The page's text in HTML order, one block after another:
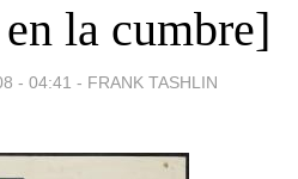
la cumbre]
- 04:41 - FRANK TASHLIN